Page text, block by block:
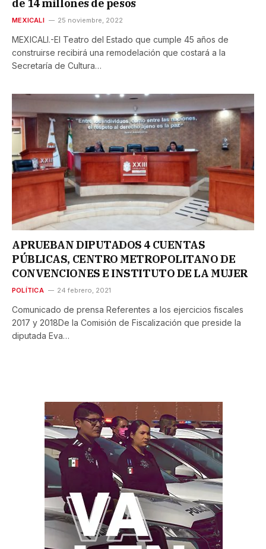
de 14 millones de pesos
MEXICALI 25 noviembre, 2022
MEXICALI.-El Teatro del Estado que cumple 45 años de
construirse recibirá una remodelación que costará a la
Secretaría de Cultura…
APRUEBAN DIPUTADOS 4 CUENTAS
PÚBLICAS, CENTRO METROPOLITANO DE
CONVENCIONES E INSTITUTO DE LA MUJER
POLÍTICA 24 febrero, 2021
Comunicado de prensa Referentes a los ejercicios fiscales
2017 y 2018De la Comisión de Fiscalización que preside la
diputada Eva…